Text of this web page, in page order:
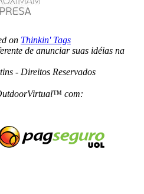
on Thinkin' Tags
de anunciar suas idéias na
- Direitos Reservados
com: